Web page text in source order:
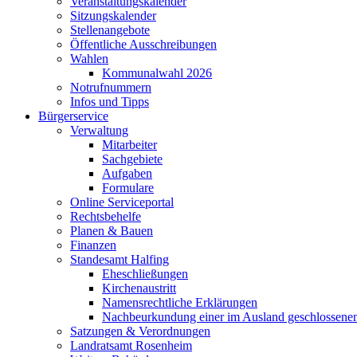
Sitzungskalender
Stellenangebote
Öffentliche Ausschreibungen
Wahlen
Kommunalwahl 2026
Notrufnummern
Infos und Tipps
Bürgerservice
Verwaltung
Mitarbeiter
Sachgebiete
Aufgaben
Formulare
Online Serviceportal
Rechtsbehelfe
Planen & Bauen
Finanzen
Standesamt Halfing
Eheschließungen
Kirchenaustritt
Namensrechtliche Erklärungen
Nachbeurkundung einer im Ausland
Satzungen & Verordnungen
Landratsamt Rosenheim